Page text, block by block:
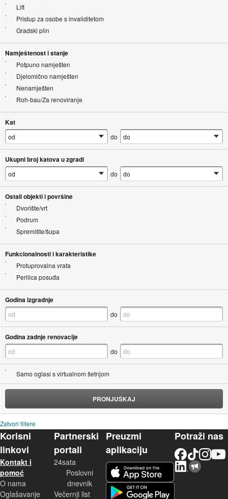
Lift
Pristup za osobe s invaliditetom
Gradski plin
Namještenost i stanje
Potpuno namješten
Djelomično namješten
Nenamješten
Roh-bau/Za renoviranje
Kat
do
Ukupni broj katova u zgradi
do
Ostali objekti i površine
Dvorište/vrt
Podrum
Spremište/šupa
Funkcionalnosti i karakteristike
Protuprovalna vrata
Perilica posuđa
Godina izgradnje
do
Godina zadnje renovacije
do
Samo oglasi s virtualnom šetnjom
PRONJUŠKAJ
Zatvori filtere
Korisni
linkovi
Kontakt i
pomoć
O nama
Oglašavanje
Partnerski
portali
24sata
Poslovni
dnevnik
Večernji list
Preuzmi
aplikaciju
Potraži nas